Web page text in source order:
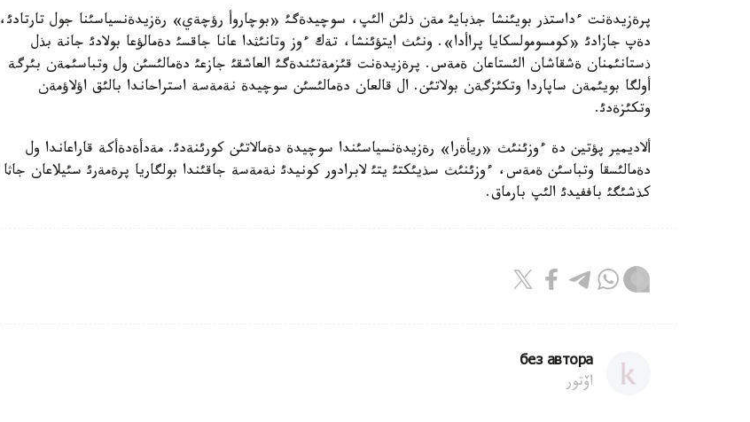
پرةزيدةنت ءداستذر بويئنشا جذبايئ مةن ذلئن الئپ، سوچيدةگئ «بوچاروأ رؤچةي» رةزيدةنسياسئنا جول تارتادئ،
دةپ جازادئ «كومسومولسكايا پراأدا». ونئث ايتؤئنشا، تةك ءوز وتانئثدا عانا جاقسئ دةمالؤعا بولادئ جانة بذل
ذستانئمنان ةشقاشان الئستاعان ةمةس. پرةزيدةنت قئزمةتئندةگئ العاشقئ جازعئ دةمالئسئن ول وتباسئمةن بئرگة
أولگا بويئمةن ساپاردا وتكئزگةن بولاتئن. ال قالعان دةمالئسئن سوچيدة نةمةسة استراحاندا بالئق اؤلاؤمةن
وتكئزةدئ.
ألاديمير پؤتين دة ءوزئنئث «ريأةرا» رةزيدةنسياسئندا سوچيدة دةمالاتئن كورئنةدئ. مةدأةدةأكة قاراعاندا ول
دةمالئسقا وتباسئن ةمةس، ءوزئنئث سذيئكتئ يتئ لابرادور كونيدئ نةمةسة جاقئندا بولگاريا پرةمةرئ سئيلاعان جاثا
كذشئگئ باففيدئ الئپ بارماق.
без автора
اۆتور